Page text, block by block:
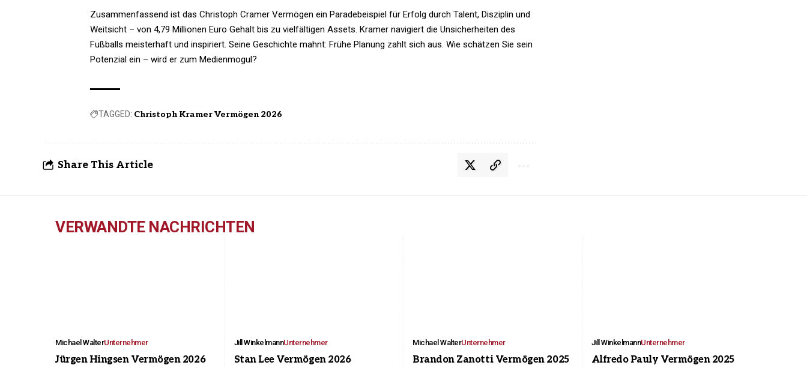
Zusammenfassend ist das Christoph Cramer Vermögen ein Paradebeispiel für Erfolg durch Talent, Disziplin und
Weitsicht – von 4,79 Millionen Euro Gehalt bis zu vielfältigen Assets. Kramer navigiert die Unsicherheiten des
Fußballs meisterhaft und inspiriert. Seine Geschichte mahnt: Frühe Planung zahlt sich aus. Wie schätzen Sie sein
Potenzial ein – wird er zum Medienmogul?
TAGGED: Christoph Kramer Vermögen 2026
Share This Article
VERWANDTE NACHRICHTEN
Michael WalterUnternehmer
Jürgen Hingsen Vermögen 2026
Jill WinkelmannUnternehmer
Stan Lee Vermögen 2026
Michael WalterUnternehmer
Brandon Zanotti Vermögen 2025
Jill WinkelmannUnternehmer
Alfredo Pauly Vermögen 2025